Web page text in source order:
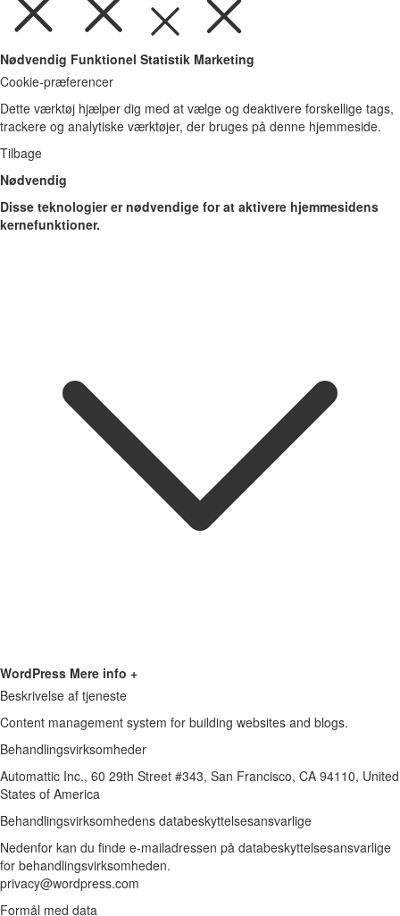
Nødvendig Funktionel Statistik Marketing
Cookie-præferencer
Dette værktøj hjælper dig med at vælge og deaktivere forskellige tags,
trackere og analytiske værktøjer, der bruges på denne hjemmeside.
Tilbage
Nødvendig
Disse teknologier er nødvendige for at aktivere hjemmesidens
kernefunktioner.
WordPress Mere info +
Beskrivelse af tjeneste
Content management system for building websites and blogs.
Behandlingsvirksomheder
Automattic Inc., 60 29th Street #343, San Francisco, CA 94110, United
States of America
Behandlingsvirksomhedens databeskyttelsesansvarlige
Nedenfor kan du finde e-mailadressen på databeskyttelsesansvarlige
for behandlingsvirksomheden.
privacy@wordpress.com
Formål med data